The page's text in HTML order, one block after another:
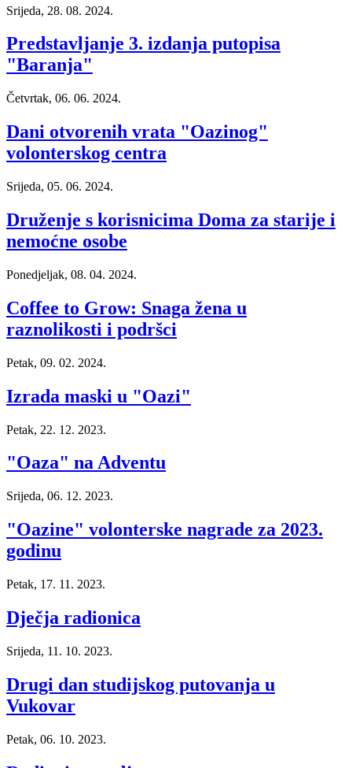
Srijeda, 28. 08. 2024.
Predstavljanje 3. izdanja putopisa
"Baranja"
Četvrtak, 06. 06. 2024.
Dani otvorenih vrata "Oazinog"
volonterskog centra
Srijeda, 05. 06. 2024.
Druženje s korisnicima Doma za starije i
nemoćne osobe
Ponedjeljak, 08. 04. 2024.
Coffee to Grow: Snaga žena u
raznolikosti i podršci
Petak, 09. 02. 2024.
Izrada maski u "Oazi"
Petak, 22. 12. 2023.
"Oaza" na Adventu
Srijeda, 06. 12. 2023.
"Oazine" volonterske nagrade za 2023.
godinu
Petak, 17. 11. 2023.
Dječja radionica
Srijeda, 11. 10. 2023.
Drugi dan studijskog putovanja u
Vukovar
Petak, 06. 10. 2023.